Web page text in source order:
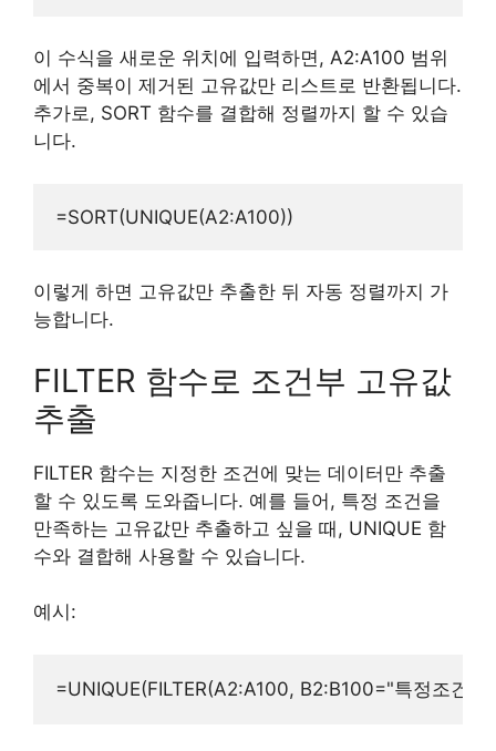
이 수식을 새로운 위치에 입력하면, A2:A100 범위
에서 중복이 제거된 고유값만 리스트로 반환됩니다.
추가로, SORT 함수를 결합해 정렬까지 할 수 있습
니다.
이렇게 하면 고유값만 추출한 뒤 자동 정렬까지 가
능합니다.
FILTER 함수로 조건부 고유값
추출
FILTER 함수는 지정한 조건에 맞는 데이터만 추출
할 수 있도록 도와줍니다. 예를 들어, 특정 조건을
만족하는 고유값만 추출하고 싶을 때, UNIQUE 함
수와 결합해 사용할 수 있습니다.
예시: